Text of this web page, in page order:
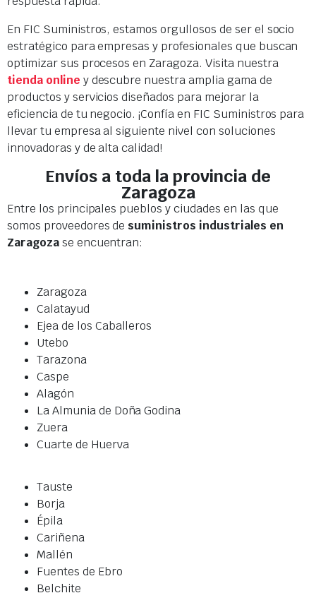
En FIC Suministros, estamos orgullosos de ser el socio
estratégico para empresas y profesionales que buscan
optimizar sus procesos en Zaragoza. Visita nuestra
tienda online y descubre nuestra amplia gama de
productos y servicios diseñados para mejorar la
eficiencia de tu negocio. ¡Confía en FIC Suministros para
llevar tu empresa al siguiente nivel con soluciones
innovadoras y de alta calidad!
Envíos a toda la provincia de
Zaragoza
Entre los principales pueblos y ciudades en las que
somos proveedores de suministros industriales en
Zaragozase encuentran:
Zaragoza
Calatayud
Ejea de los Caballeros
Utebo
Tarazona
Caspe
Alagón
La Almunia de Doña Godina
Zuera
Cuarte de Huerva
Tauste
Borja
Épila
Cariñena
Mallén
Fuentes de Ebro
Belchite